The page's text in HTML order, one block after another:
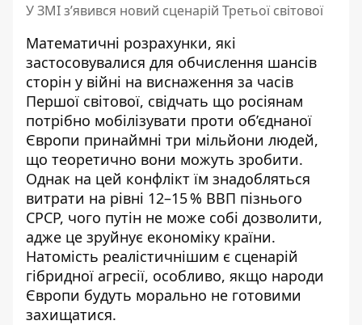
У ЗМІ з’явився новий сценарій Третьої світової
Математичні розрахунки, які
застосовувалися для обчислення шансів
сторін у війні на виснаження за часів
Першої світової, свідчать що росіянам
потрібно мобілізувати проти об’єднаної
Європи принаймні три мільйони людей,
що теоретично вони можуть зробити.
Однак на цей конфлікт їм знадобляться
витрати на рівні 12–15 % ВВП пізнього
СРСР, чого путін не може собі дозволити,
адже це зруйнує економіку країни.
Натомість реалістичнішим є сценарій
гібридної агресії, особливо, якщо народи
Європи будуть морально не готовими
захищатися.